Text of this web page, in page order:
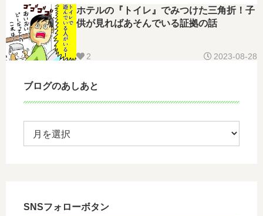
ホテルの『トイレ』でみつけた三角折！子
供が見ればあそんでいる証拠の話
2 2023-08-28
ブログのあしあと
SNSフォローボタン